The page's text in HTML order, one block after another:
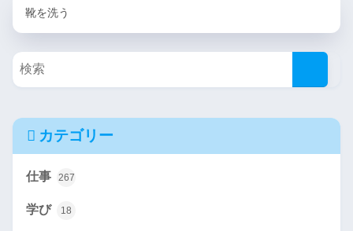
靴を洗う
カテゴリー
仕事 267
学び 18